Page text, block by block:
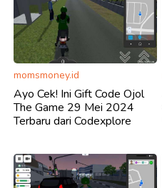
momsmoney.id
Ayo Cek! Ini Gift Code Ojol
The Game 29 Mei 2024
Terbaru dari Codexplore